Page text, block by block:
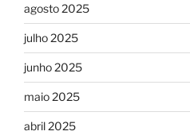
agosto 2025
julho 2025
junho 2025
maio 2025
abril 2025